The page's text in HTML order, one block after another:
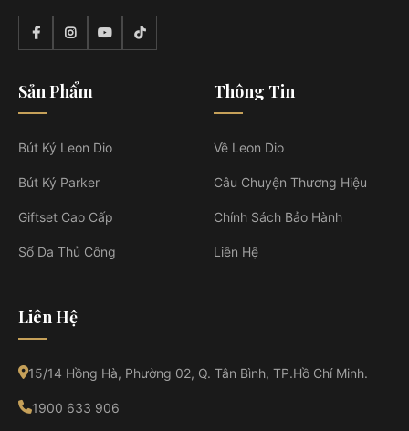
Sản Phẩm
Bút Ký Leon Dio
Bút Ký Parker
Giftset Cao Cấp
Sổ Da Thủ Công
Thông Tin
Về Leon Dio
Câu Chuyện Thương Hiệu
Chính Sách Bảo Hành
Liên Hệ
Liên Hệ
15/14 Hồng Hà, Phường 02, Q. Tân Bình, TP.Hồ Chí Minh.
1900 633 906